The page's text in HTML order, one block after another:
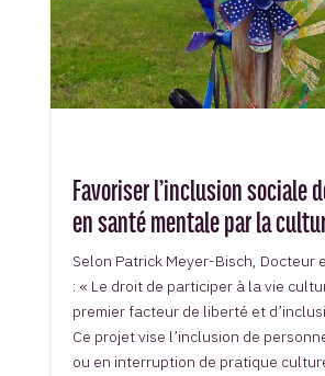
Favoriser l’inclusion sociale
en santé mentale par la
Selon Patrick Meyer-Bisch, Docteur
: « Le droit de participer à la vie
premier facteur de liberté et
Ce projet vise l’inclusion de
ou en interruption de pratique